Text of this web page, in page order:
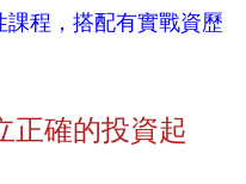
程，搭配有實戰資歷
正確的投資起